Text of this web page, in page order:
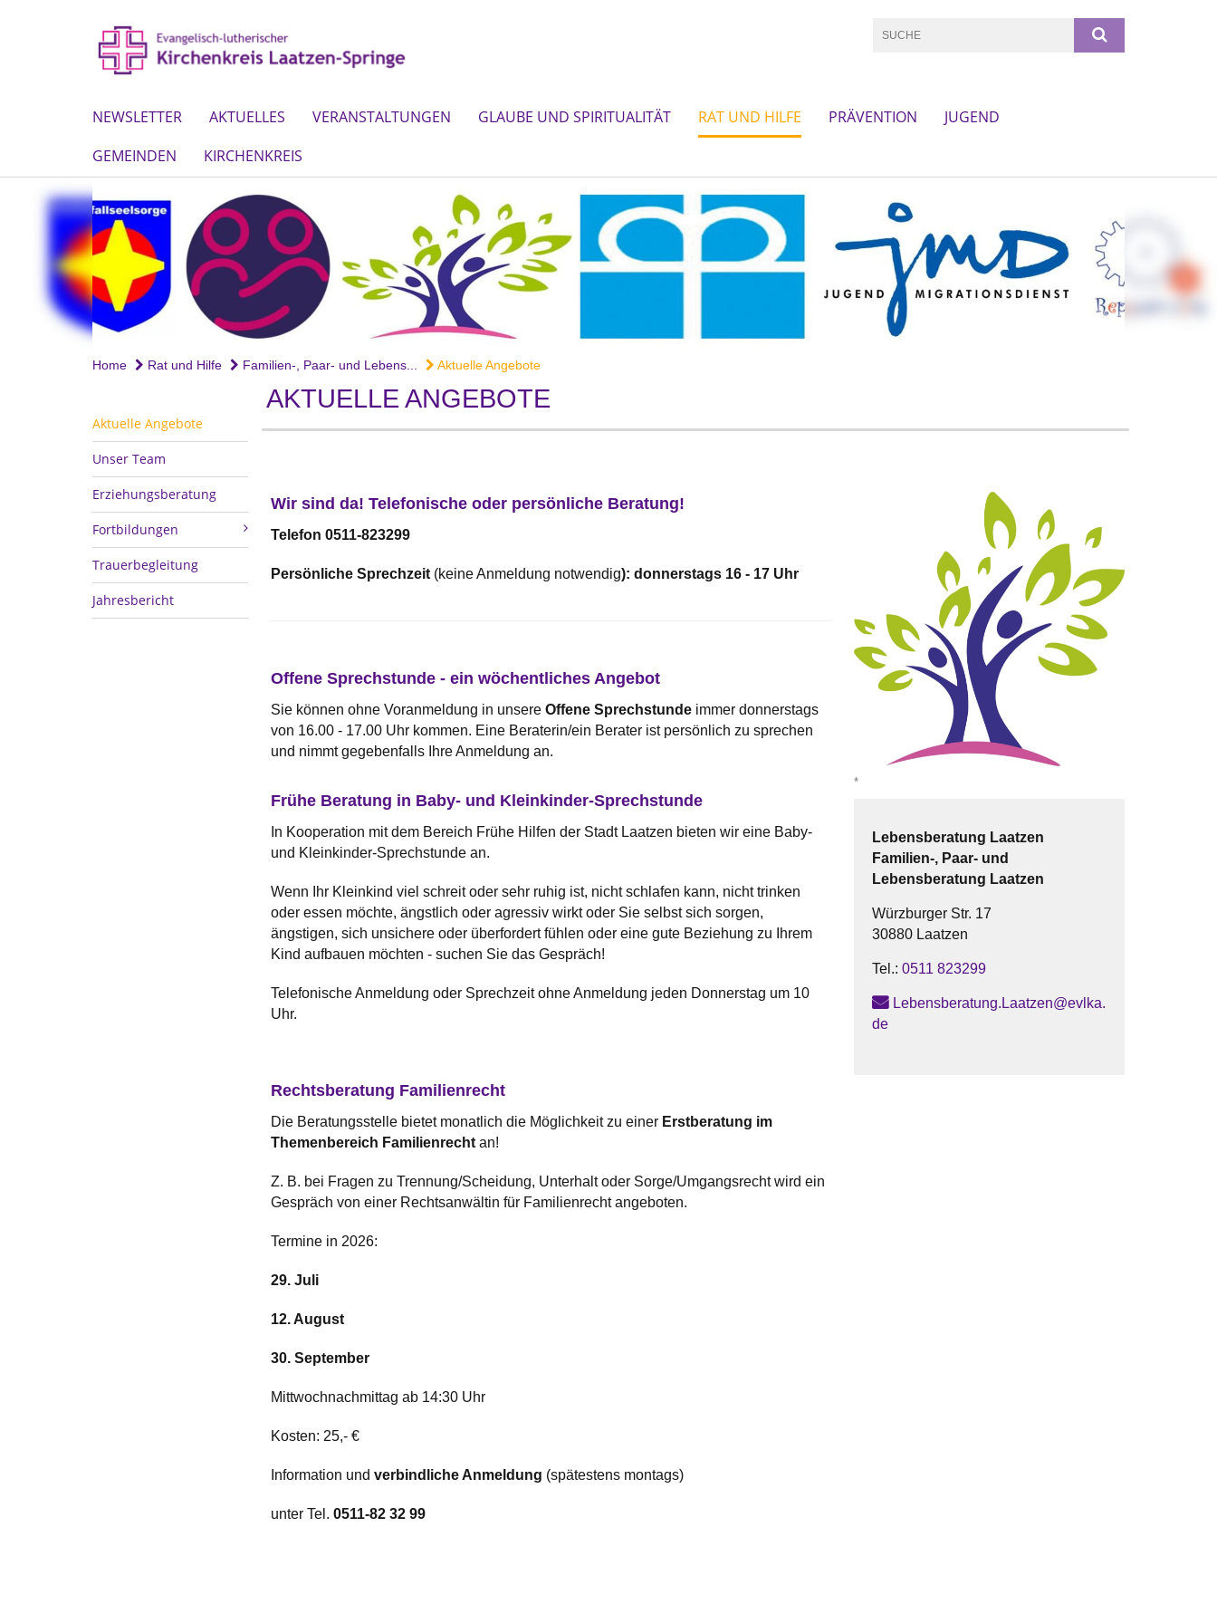
NEWSLETTER AKTUELLES VERANSTALTUNGEN GLAUBE UND SPIRITUALITÄT RAT UND HILFE PRÄVENTION
JUGEND
GEMEINDEN
KIRCHENKREIS
Home Rat und Hilfe Familien-, Paar- und Lebens... Aktuelle Angebote
Aktuelle Angebote
Unser Team
Erziehungsberatung
Fortbildungen
Trauerbegleitung
Jahresbericht
AKTUELLE ANGEBOTE
Wir sind da! Telefonische oder persönliche Beratung!
Telefon 0511-823299
Persönliche Sprechzeit(keine Anmeldung notwendig): donnerstags 16 - 17 Uhr
Offene Sprechstunde - ein wöchentliches Angebot
Sie können ohne Voranmeldung in unsere Offene Sprechstunde immer donnerstags
von 16.00 - 17.00 Uhr kommen. Eine Beraterin/ein Berater ist persönlich zu sprechen
und nimmt gegebenfalls Ihre Anmeldung an.
Frühe Beratung in Baby- und Kleinkinder-Sprechstunde
In Kooperation mit dem Bereich Frühe Hilfen der Stadt Laatzen bieten wir eine Baby-
und Kleinkinder-Sprechstunde an.
Wenn Ihr Kleinkind viel schreit oder sehr ruhig ist, nicht schlafen kann, nicht trinken
oder essen möchte, ängstlich oder agressiv wirkt oder Sie selbst sich sorgen,
ängstigen, sich unsichere oder überfordert fühlen oder eine gute Beziehung zu Ihrem
Kind aufbauen möchten - suchen Sie das Gespräch!
Telefonische Anmeldung oder Sprechzeit ohne Anmeldung jeden Donnerstag um 10
Uhr.
Rechtsberatung Familienrecht
Die Beratungsstelle bietet monatlich die Möglichkeit zu einer Erstberatung im
Themenbereich Familienrechtan!
Z. B. bei Fragen zu Trennung/Scheidung, Unterhalt oder Sorge/Umgangsrecht wird ein
Gespräch von einer Rechtsanwältin für Familienrecht angeboten.
Termine in 2026:
29. Juli
12. August
30. September
Mittwochnachmittag ab 14:30 Uhr
Kosten: 25,- €
Information und verbindliche Anmeldung (spätestens montags)
unter Tel. 0511-82 32 99
*
Lebensberatung Laatzen
Familien-, Paar- und
Lebensberatung Laatzen
Würzburger Str. 17
30880 Laatzen
Tel.: 0511 823299
Lebensberatung.Laatzen@evlka.
de